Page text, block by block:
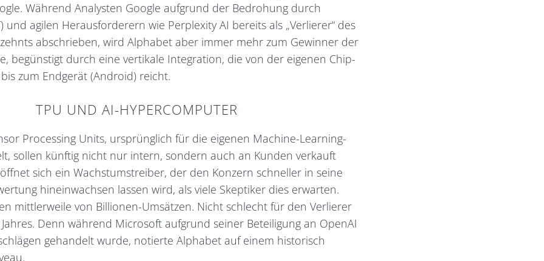
Während Analysten Google aufgrund der Bedrohung durch
und agilen Herausforderern wie Perplexity AI bereits als „Verlierer“ des
abschrieben, wird Alphabet aber immer mehr zum Gewinner der
begünstigt durch eine vertikale Integration, die von der eigenen Chip-
zum Endgerät (Android) reicht.
TPU UND AI-HYPERCOMPUTER
Processing Units, ursprünglich für die eigenen Machine-Learning-
sollen künftig nicht nur intern, sondern auch an Kunden verkauft
sich ein Wachstumstreiber, der den Konzern schneller in seine
hineinwachsen lassen wird, als viele Skeptiker dies erwarten.
mittlerweile von Billionen-Umsätzen. Nicht schlecht für den Verlierer
Denn während Microsoft aufgrund seiner Beteiligung an OpenAI
gehandelt wurde, notierte Alphabet auf einem historisch